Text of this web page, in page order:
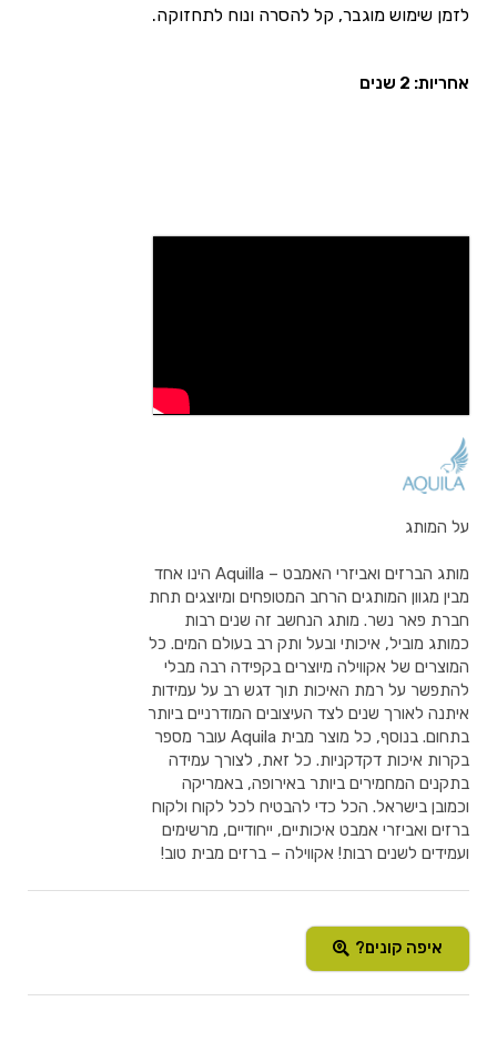
לזמן שימוש מוגבר, קל להסרה ונוח לתחזוקה.
אחריות: 2 שנים
על המותג
מותג הברזים ואביזרי האמבט – Aquilla הינו אחד
מבין מגוון המותגים הרחב המטופחים ומיוצגים תחת
חברת פאר נשר. מותג הנחשב זה שנים רבות
כמותג מוביל, איכותי ובעל ותק רב בעולם המים. כל
המוצרים של אקווילה מיוצרים בקפידה רבה מבלי
להתפשר על רמת האיכות תוך דגש רב על עמידות
איתנה לאורך שנים לצד העיצובים המודרניים ביותר
בתחום. בנוסף, כל מוצר מבית Aquila עובר מספר
בקרות איכות דקדקניות. כל זאת, לצורך עמידה
בתקנים המחמירים ביותר באירופה, באמריקה
וכמובן בישראל. הכל כדי להבטיח לכל לקוח ולקוח
ברזים ואביזרי אמבט איכותיים, ייחודיים, מרשימים
ועמידים לשנים רבות! אקווילה – ברזים מבית טוב!
איפה קונים?